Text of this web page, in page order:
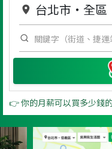
台北市 ・ 全區
👉 你的月薪可以買多少錢